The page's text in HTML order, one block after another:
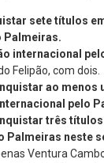
sete títulos
Palmeiras.
internacional
Felipão, com dois.
ao menos
pelo
três títulos
Palmeiras neste
Ventura